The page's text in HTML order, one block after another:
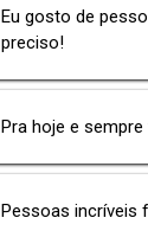
Eu gosto de
preciso!
Pra hoje e
Pessoas incríveis